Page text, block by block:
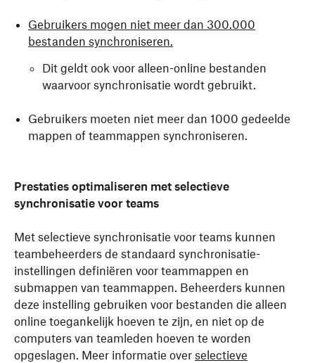
Gebruikers mogen niet meer dan 300.000
bestanden synchroniseren.
Dit geldt ook voor alleen-online bestanden
waarvoor synchronisatie wordt gebruikt.
Gebruikers moeten niet meer dan 1000 gedeelde
mappen of teammappen synchroniseren.
Prestaties optimaliseren met selectieve
synchronisatie voor teams
Met selectieve synchronisatie voor teams kunnen
teambeheerders de standaard synchronisatie-
instellingen definiëren voor teammappen en
submappen van teammappen. Beheerders kunnen
deze instelling gebruiken voor bestanden die alleen
online toegankelijk hoeven te zijn, en niet op de
computers van teamleden hoeven te worden
opgeslagen. Meer informatie over selectieve